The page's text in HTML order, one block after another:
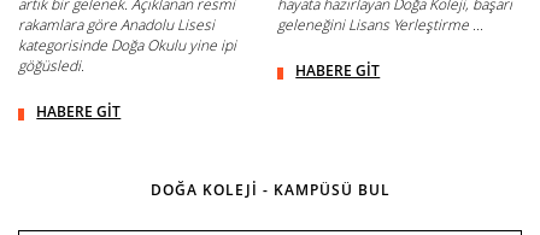
artık bir gelenek. Açıklanan resmi
rakamlara göre Anadolu Lisesi
kategorisinde Doğa Okulu yine ipi
göğüsledi.
HABERE GİT
hayata hazırlayan Doğa Koleji, başarı
geleneğini Lisans Yerleştirme ...
HABERE GİT
DOĞA KOLEJİ - KAMPÜSÜ BUL